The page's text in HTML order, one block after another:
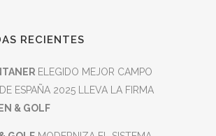
RECIENTES
ELEGIDO MEJOR CAMPO
ESPAÑA 2025 LLEVA LA FIRMA
& GOLF